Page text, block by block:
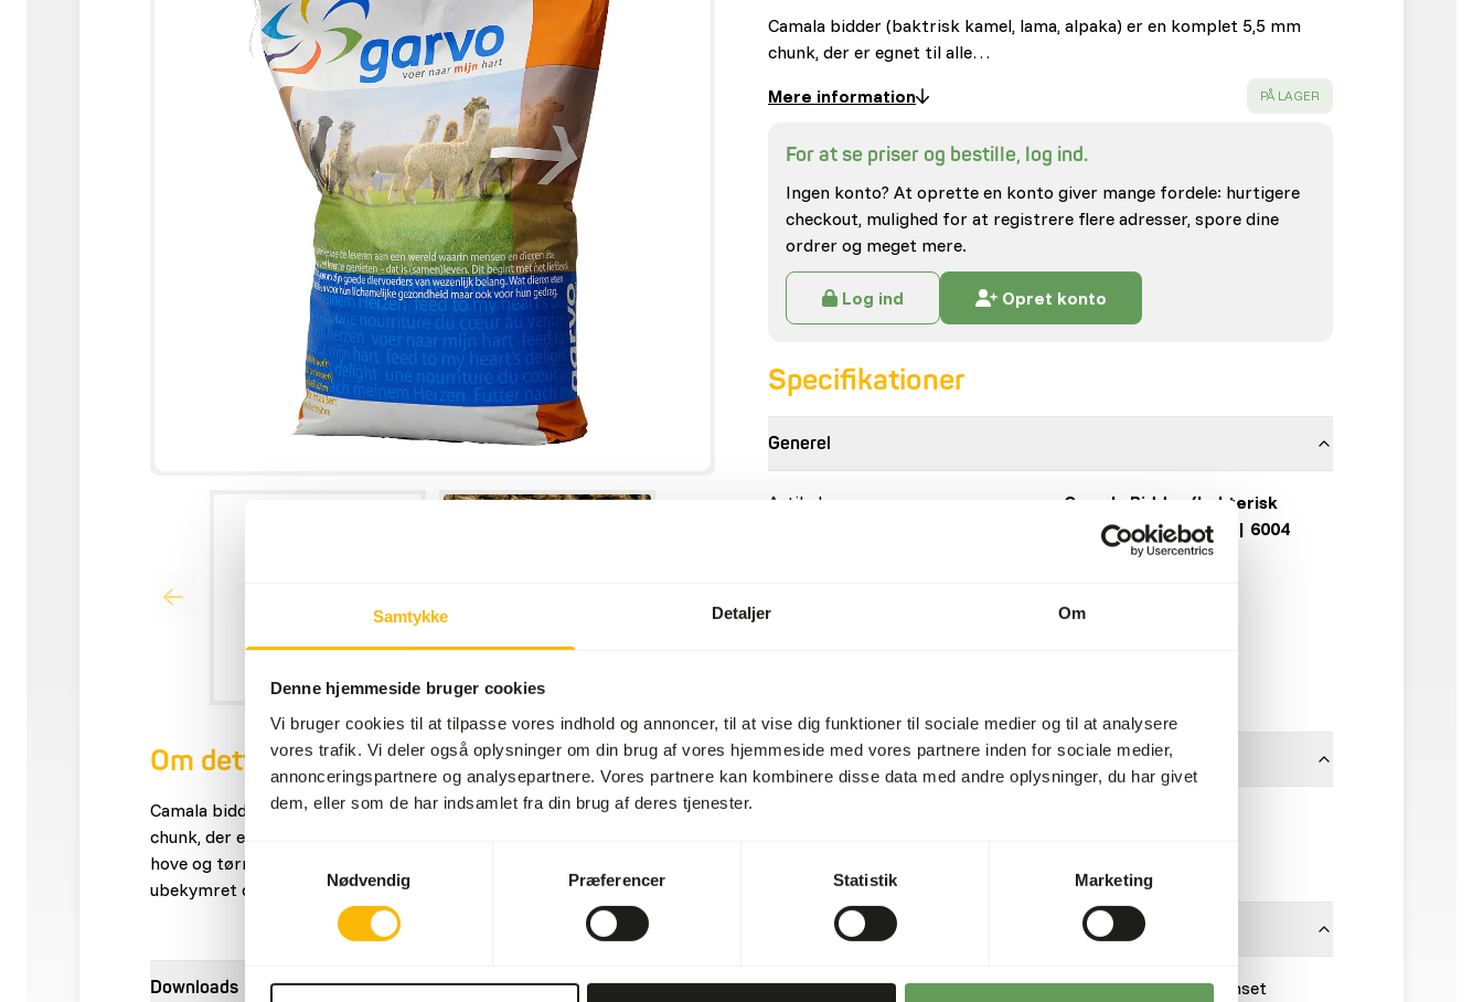
Samtykke Detaljer Om
Denne hjemmeside bruger cookies
Vi bruger cookies til at tilpasse vores indhold og annoncer, til at vise dig funktioner til sociale medier og til at analysere
vores trafik. Vi deler også oplysninger om din brug af vores hjemmeside med vores partnere inden for sociale medier,
annonceringspartnere og analysepartnere. Vores partnere kan kombinere disse data med andre oplysninger, du har givet
dem, eller som de har indsamlet fra din brug af deres tjenester.
Nødvendig
Præferencer Statistik Marketing
Om dette produkt
Camala bidder (baktrisk kamel, lama, alpaka) er en komplet 5,5 mm
chunk, der er egnet til alle kamelfamilien fra unge til gamle. • Til hårde
hove og tørre, muskuløse dyr. • For smuk, tør og silkeblød uld. • For en
ubekymret drægtigheds- og diegivningsperiode.
Downloads
Camala bidder (baktrisk kamel, lama, alpaka) er en komplet 5,5 mm
chunk, der er egnet til alle…
Mere information
SUCCESS
PÅ LAGER
For at se priser og bestille, log ind.
Ingen konto? At oprette en konto giver mange fordele: hurtigere
checkout, mulighed for at registrere flere adresser, spore dine
ordrer og meget mere.
Log ind Opret konto
Specifikationer
Generel
Artikel
Camala Bidder (bakterisk
kamel, lama, alpaca) | 6004
Salgsenhed
20 kg sæk
Detaljer
Ernæringsråd
• Sørg altid for ubegrænset rug- eller havrehalm og begrænset